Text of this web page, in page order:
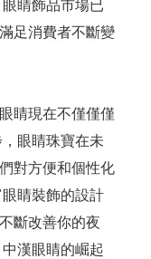
睛飾品市場已
足消費者不斷變
睛現在不僅僅僅
眼睛珠寶在未
對方便和個性化
睛裝飾的設計
斷改善你的夜
漢眼睛的崛起